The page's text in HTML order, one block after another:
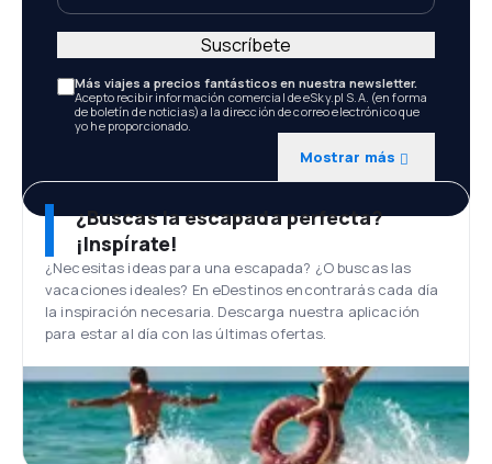
Más viajes a precios fantásticos en nuestra newsletter.
Acepto recibir información comercial de eSky.pl S.A. (en forma
de boletín de noticias) a la dirección de correo electrónico que
yo he proporcionado.
Mostrar más
Suscríbete
¿Buscas la escapada perfecta?
¡Inspírate!
¿Necesitas ideas para una escapada? ¿O buscas las
vacaciones ideales? En eDestinos encontrarás cada día
la inspiración necesaria. Descarga nuestra aplicación
para estar al día con las últimas ofertas.